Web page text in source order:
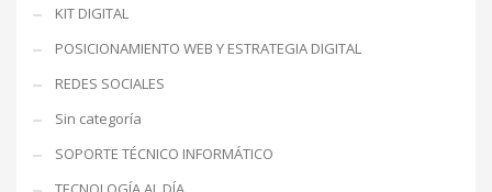
KIT DIGITAL
POSICIONAMIENTO WEB Y ESTRATEGIA DIGITAL
REDES SOCIALES
Sin categoría
SOPORTE TÉCNICO INFORMÁTICO